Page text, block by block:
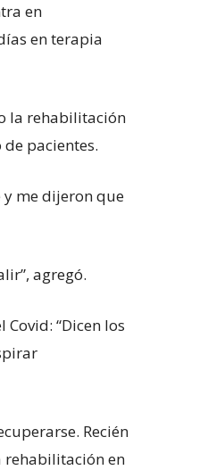
en
en terapia
la rehabilitación
pacientes.
me dijeron que
agregó.
“Dicen los
Recién
rehabilitación en